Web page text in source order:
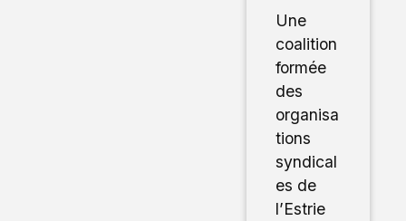
Une
coalition
formée
des
organisa
tions
syndical
es de
l’Estrie